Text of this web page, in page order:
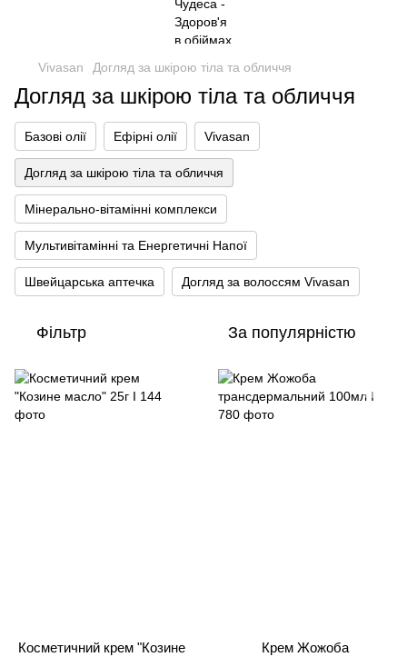
Vivasan Догляд за шкірою тіла та обличчя
Догляд за шкірою тіла та обличчя
Базові олії Ефірні олії Vivasan
Догляд за шкірою тіла та обличчя
Мінерально-вітамінні комплекси
Мультивітамінні та Енергетичні Напої
Швейцарська аптечка Догляд за волоссям Vivasan
Фільтр За популярністю
Косметичний крем "Козине
Крем Жожоба